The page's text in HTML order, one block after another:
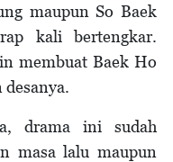
maupun So Baek
kali bertengkar.
membuat Baek Ho
desanya.
drama ini sudah
masa lalu maupun